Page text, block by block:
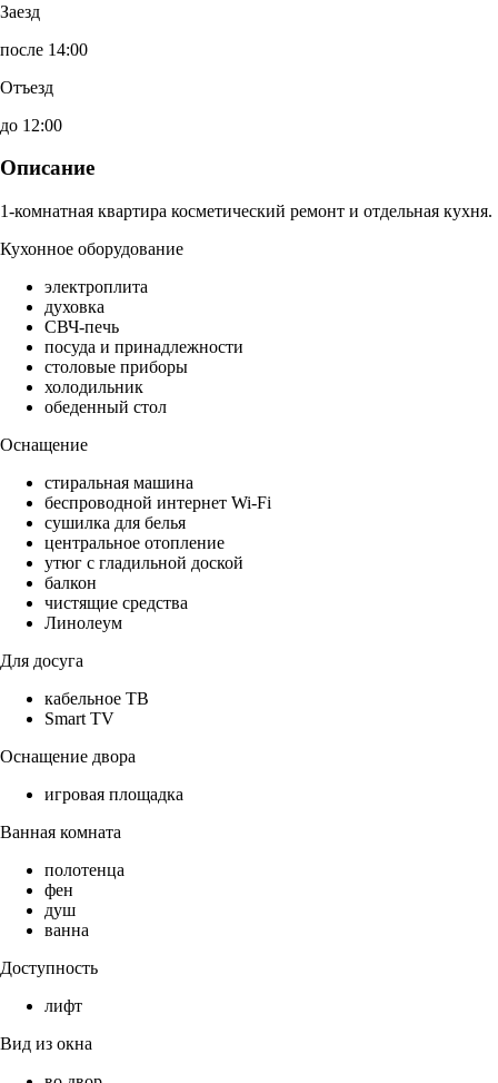
Заезд
после 14:00
Отъезд
до 12:00
Описание
1-комнатная квартира косметический ремонт и отдельная кухня.
Кухонное оборудование
электроплита
духовка
СВЧ-печь
посуда и принадлежности
столовые приборы
холодильник
обеденный стол
Оснащение
стиральная машина
беспроводной интернет Wi-Fi
сушилка для белья
центральное отопление
утюг с гладильной доской
балкон
чистящие средства
Линолеум
Для досуга
кабельное ТВ
Smart TV
Оснащение двора
игровая площадка
Ванная комната
полотенца
фен
душ
ванна
Доступность
лифт
Вид из окна